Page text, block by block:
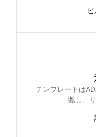
テンプレートは
拠し、